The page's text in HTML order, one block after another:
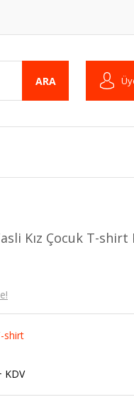
ARA
Kız Çocuk T-shirt
shirt
KDV